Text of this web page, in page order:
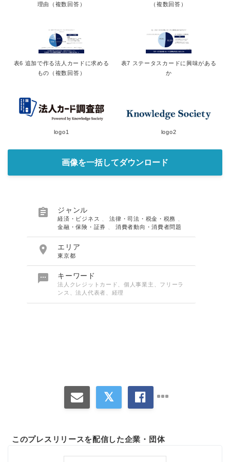
理由（複数回答）
（複数回答）
表6 追加で作る法人カードに求める
もの（複数回答）
表7 ステータスカードに興味がある
か
logo1 logo2
画像を一括してダウンロード
 ジャンル
経済・ビジネス 、法律・司法・税金・税務
金融・保険・証券
、消費者動向・消費者問題
 エリア
東京都
 キーワード
法人クレジットカード、個人事業主、フリーラ
ンス、法人代表者、経理
このプレスリリースを配信した企業・団体